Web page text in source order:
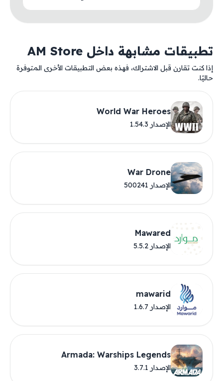
تطبيقات مشابهة داخل AM Store
إذا كنت تقارن قبل الاشتراك، فهذه بعض التطبيقات الأخرى المتوفرة
حاليًا.
World War Heroes
الإصدار 1.54.3
War Drone
الإصدار 500241
Mawared
الإصدار 5.5.2
mawarid
الإصدار 1.6.7
Armada: Warships Legends
الإصدار 3.7.1